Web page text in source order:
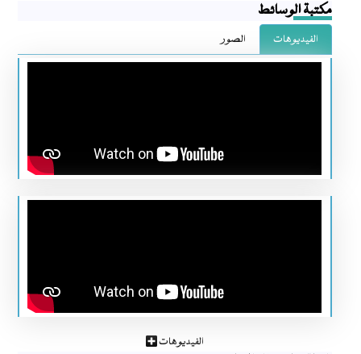
مكتبة الوسائط
الفيديوهات الصور
الفيديوهات